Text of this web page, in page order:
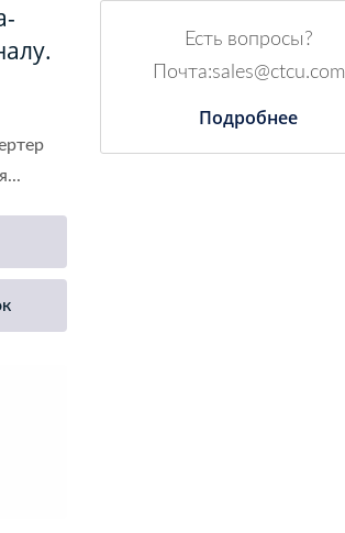
Есть вопросы?
Почта:sales@ctcu.com
Подробнее